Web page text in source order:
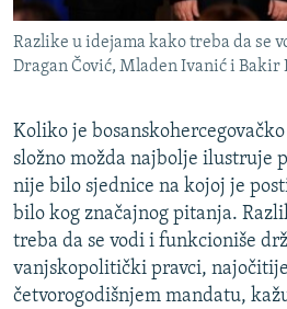
GENOCID U SREBRENICI
POPLAVE I KLIZIŠTA U BIH 2024.
POST SCRIPTUM
MOJA EVROPA
TRI DECENIJE OD RATA U BIH
SVE KARTE DEJTONA
NASTANAK I RASPAD JUGOSLAVIJE
Razlike u idejama kako treba da se
Dragan Čović, Mladen Ivanić i Bakir
Koliko je
složno možda najbolje ilustruje
nije bilo sjednice na kojoj je
bilo kog značajnog pitanja.
treba da se vodi i funkcioniše
vanjskopolitički pravci,
četvorogodišnjem mandatu,